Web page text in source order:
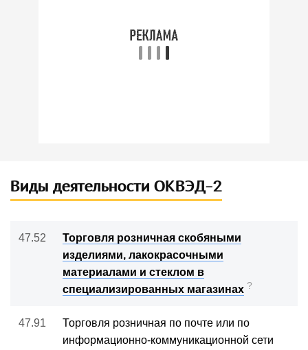
Виды деятельности ОКВЭД-2
47.52
Торговля розничная скобяными
изделиями, лакокрасочными
материалами и стеклом в
специализированных магазинах ?
47.91
Торговля розничная по почте или по
информационно-коммуникационной сети